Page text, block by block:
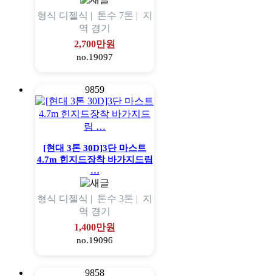
형식 디젤식 | 톤수 7톤 | 지
역 경기
2,700만원
no.19097
9859
[현대 3톤 30D]3단 마스트
4.7m 힌지드장착 바가지드림
…
형식 디젤식 | 톤수 3톤 | 지
역 경기
1,400만원
no.19096
9858